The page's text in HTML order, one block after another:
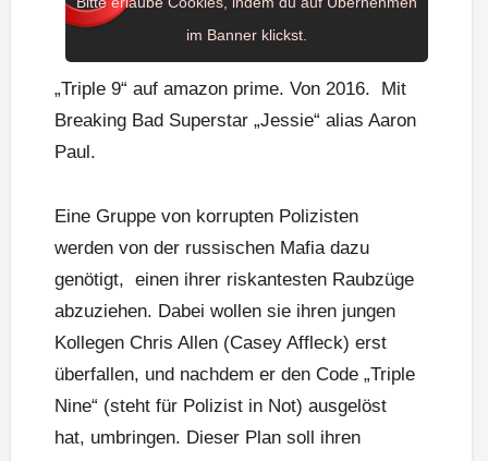
im Banner klickst.
„Triple 9“ auf amazon prime. Von 2016. Mit
Breaking Bad Superstar „Jessie“ alias Aaron
Paul.
Eine Gruppe von korrupten Polizisten
werden von der russischen Mafia dazu
genötigt, einen ihrer riskantesten Raubzüge
abzuziehen. Dabei wollen sie ihren jungen
Kollegen Chris Allen (Casey Affleck) erst
überfallen, und nachdem er den Code „Triple
Nine“ (steht für Polizist in Not) ausgelöst
hat, umbringen. Dieser Plan soll ihren